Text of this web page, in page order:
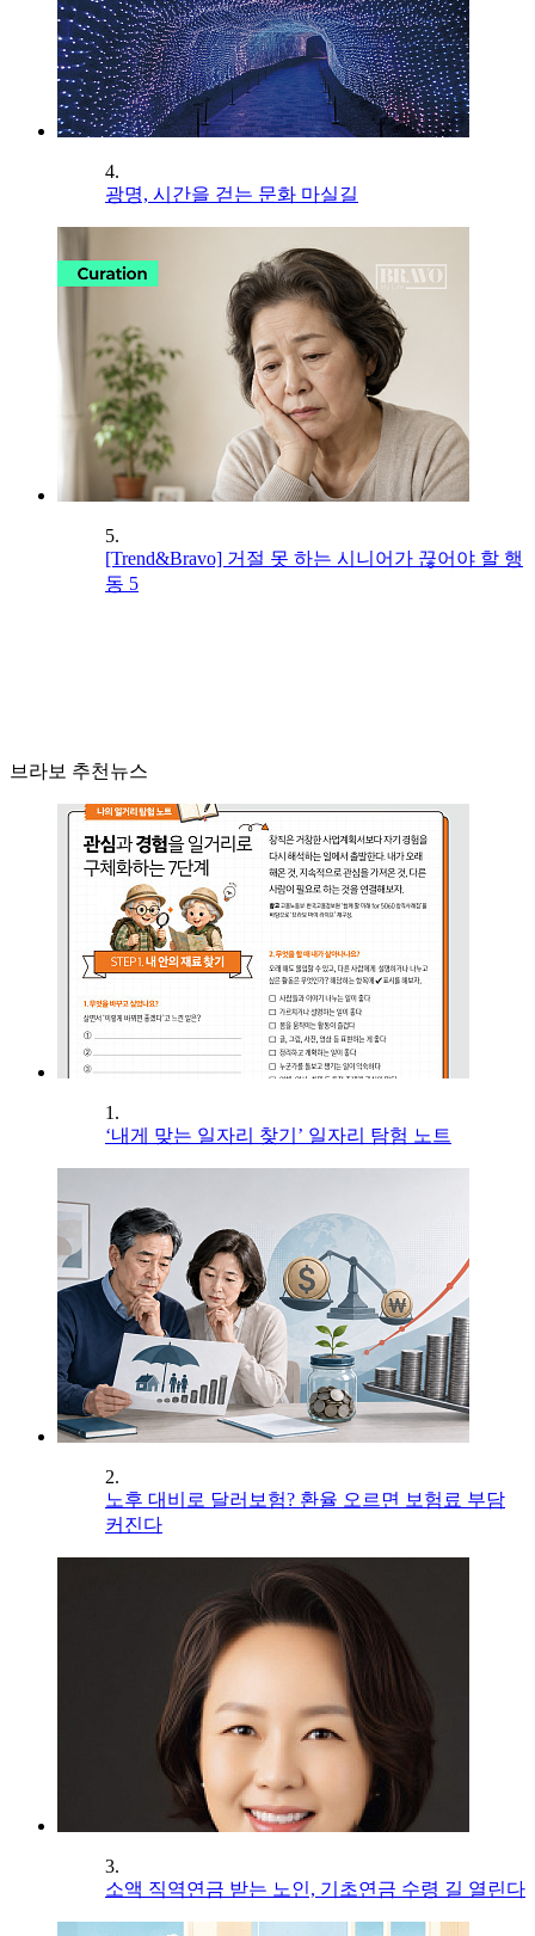
4.
광명, 시간을 걷는 문화 마실길
5.
[Trend&Bravo] 거절 못 하는 시니어가 끊어야 할 행
동 5
브라보 추천뉴스
1.
‘내게 맞는 일자리 찾기’ 일자리 탐험 노트
2.
노후 대비로 달러보험? 환율 오르면 보험료 부담
커진다
3.
소액 직역연금 받는 노인, 기초연금 수령 길 열린다